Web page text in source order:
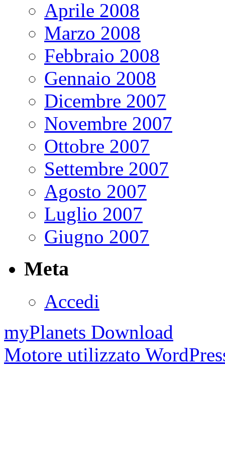
Aprile 2008
Marzo 2008
Febbraio 2008
Gennaio 2008
Dicembre 2007
Novembre 2007
Ottobre 2007
Settembre 2007
Agosto 2007
Luglio 2007
Giugno 2007
Meta
Accedi
myPlanets Download
Motore utilizzato